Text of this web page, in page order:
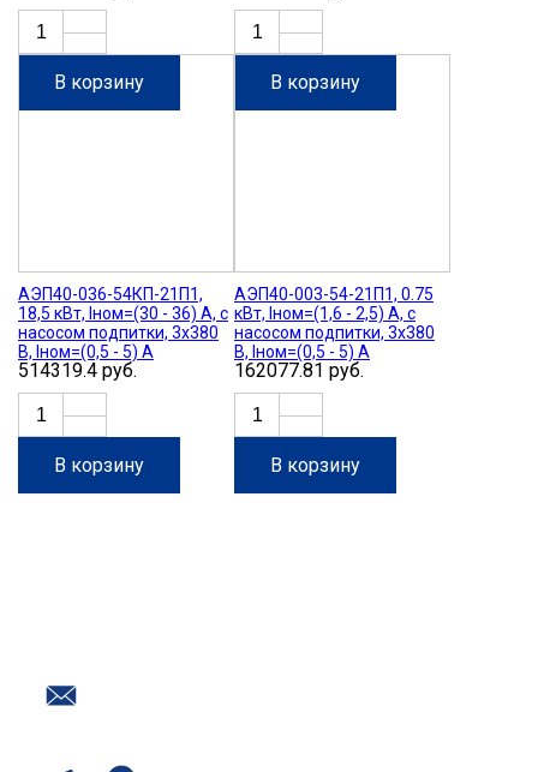
В корзину В корзину
АЭП40-036-54КП-21П1,
18,5 кВт, Iном=(30 - 36) А, с
насосом подпитки, 3х380
В, Iном=(0,5 - 5) А
514319.4 руб.
В корзину
АЭП40-003-54-21П1, 0.75
кВт, Iном=(1,6 - 2,5) А, с
насосом подпитки, 3х380
В, Iном=(0,5 - 5) А
162077.81 руб.
В корзину